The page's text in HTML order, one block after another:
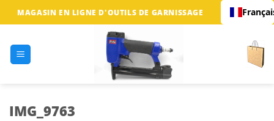
Passer
au
MAGASIN EN LIGNE D'OUTILS DE GARNISSAGE
IMG_9763